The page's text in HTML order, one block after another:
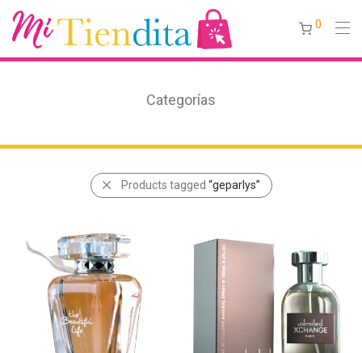
0
Categorías
Products tagged “geparlys”